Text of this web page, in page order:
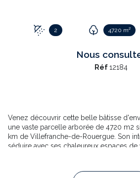
2 4720 m²
Nous
Réf12184
Venez découvrir cette belle bâtisse
une vaste parcelle arborée de 4720 m2
km de Villefranche-de-Rouergue. Son
séduire avec ses chaleureux espaces de
un WC. A l'étage vous trouverez trois